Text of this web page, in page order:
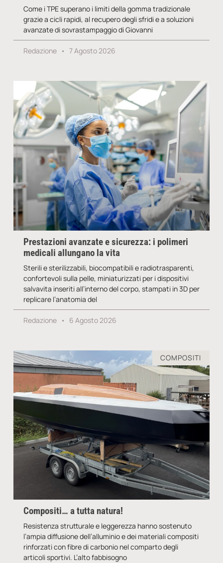
Come i TPE superano i limiti della gomma tradizionale
grazie a cicli rapidi, al recupero degli sfridi e a soluzioni
avanzate di sovrastampaggio di Giovanni
Redazione 7 Agosto 2026
Prestazioni avanzate e sicurezza: i polimeri
medicali allungano la vita
Sterili e sterilizzabili, biocompatibili e radiotrasparenti,
confortevoli sulla pelle, miniaturizzati per i dispositivi
salvavita inseriti all’interno del corpo, stampati in 3D per
replicare l’anatomia del
Redazione 6 Agosto 2026
COMPOSITI
Compositi… a tutta natura!
Resistenza strutturale e leggerezza hanno sostenuto
l’ampia diffusione dell’alluminio e dei materiali compositi
rinforzati con fibre di carbonio nel comparto degli
articoli sportivi. L’alto fabbisogno